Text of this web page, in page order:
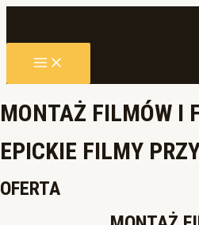
MAIN
MENU
MONTAŻ FILMÓW I
EPICKIE FILMY
OFERTA